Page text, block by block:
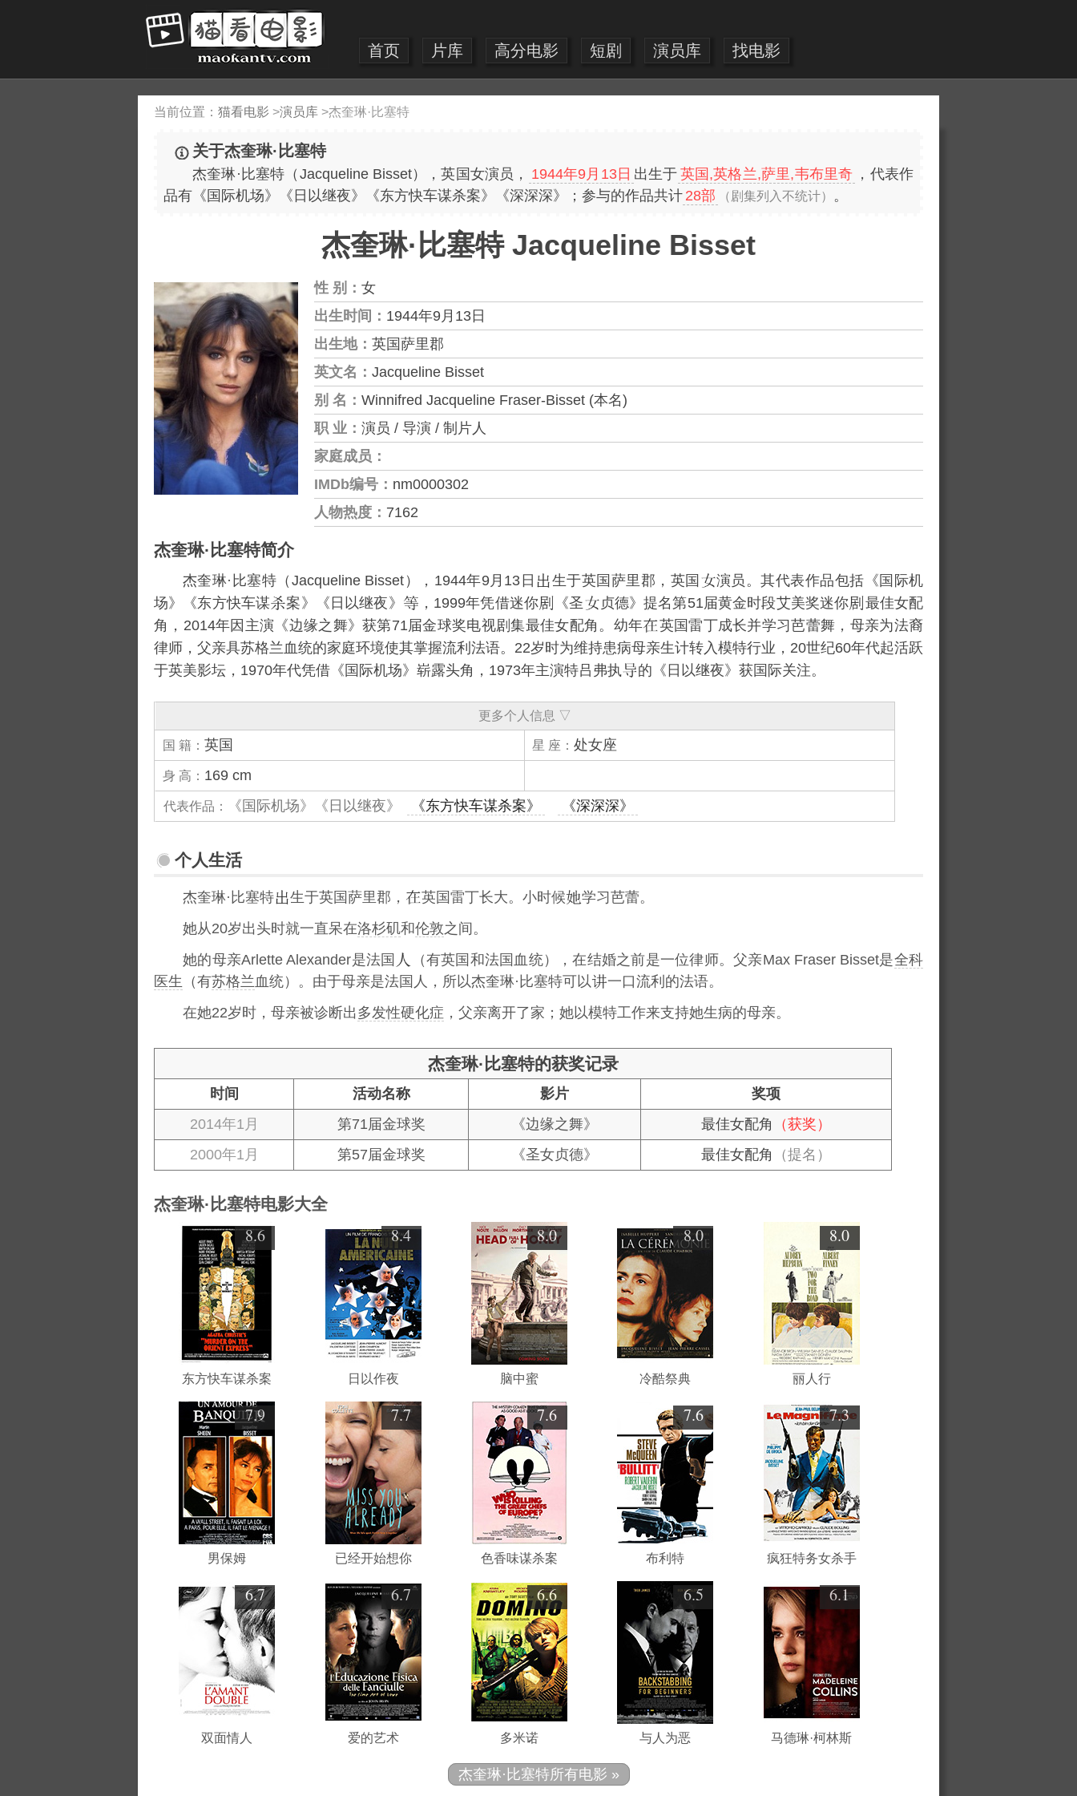
首页 片库 高分电影 短剧 演员库 找电影
当前位置： 猫看电影 >演员库 >杰奎琳·比塞特
关于杰奎琳·比塞特
杰奎琳·比塞特（Jacqueline Bisset），英国女演员， 1944年9月13日 出生于 英国,英格兰,萨里,韦布里奇 ，代表作
品有《国际机场》《日以继夜》《东方快车谋杀案》《深深深》；参与的作品共计 28部 （剧集列入不统计） 。
杰奎琳·比塞特 Jacqueline Bisset
性 别： 女
出生时间： 1944年9月13日
出生地： 英国萨里郡
英文名： Jacqueline Bisset
别 名： Winnifred Jacqueline Fraser-Bisset (本名)
职 业： 演员 / 导演 / 制片人
家庭成员：
IMDb编号： nm0000302
人物热度： 7162
杰奎琳·比塞特简介
杰奎琳·比塞特（Jacqueline Bisset），1944年9月13日 生于英国萨里郡，英国
演员。其代表作品包括《国际机
场》《东方快车谋
案》《日以继夜》 ，1999年凭借迷你 《圣 贞德》提名第51届黄金时段艾美奖迷你
最佳女配
角，2014年因主演《边缘之舞》获第71届金球奖电视剧集最佳女配角。幼年
英国雷丁成长并学习芭蕾舞，母亲为法裔
律师，父亲具苏格兰血统的家庭环境使其掌握流利法语。22岁时为维持患病母亲生计转入模特行业，20世纪60年代起活跃
于英美影坛，1970年代凭借《国际机场》崭露头角，1973年主演特吕弗执
的《日以继夜》获国际关注。
更多个人信息 ▽
国 籍： 英国 星 座：处女座
身 高： 169 cm
代表作品： 《国际机场》《日以继夜》 《东方快车谋杀案》 《深深深》
个人生活
杰奎琳·比塞特 生于英国萨里郡， 英国雷丁长大。小时候
学习芭蕾。
她从20岁出头时就一直呆在洛杉矶和伦敦之间。
她的母亲Arlette Alexander是法国
（有英国和法国血统），在结婚之前是一位律师。父亲Max Fraser Bisset是全科
医生 （有苏格兰血统）。由于母亲是法国人，所以杰奎琳·比塞特可以
一口流利的法语。
在她22岁时，母亲被诊断出多发性硬化症 ，父亲离开了家；她以模特工作来支持她生病的母亲。
杰奎琳·比塞特的获奖记录
时间 活动名称 影片
奖项
2014年1月
第71届金球奖 《边缘之舞》 最佳女配角
（获奖）
2000年1月
第57届金球奖 《圣女贞德》 最佳女配角 （提名）
杰奎琳·比塞特电影大全
8.6
东方快车谋杀案
8.4
日以作夜
8.0
脑中蜜
8.0
冷酷祭典
8.0
丽人行
7.9
男保姆
7.7
已经开始想你
7.6
色香味谋杀案
7.6
布利特
7.3
疯狂特务女杀手
6.7
双面情人
6.7
爱的艺术
6.6
多米诺
6.5
与人为恶
6.1
马德琳·柯林斯
杰奎琳·比塞特所有电影 »